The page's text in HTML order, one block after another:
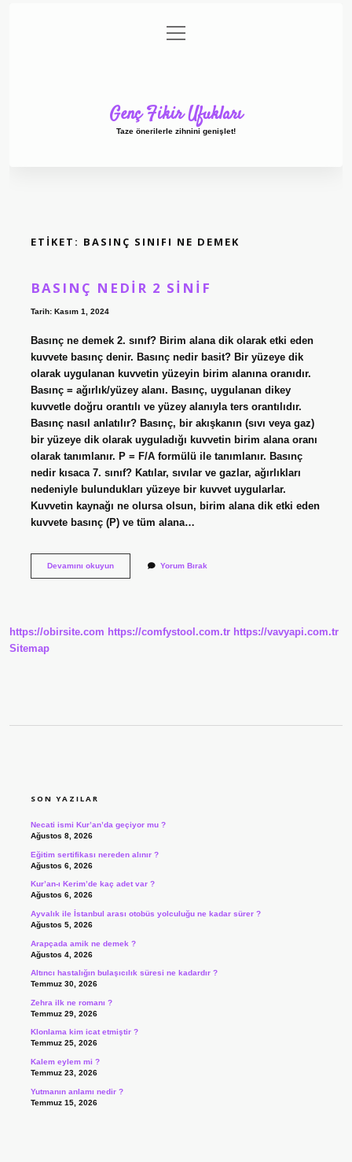
Gizlilik Politikası
menüyü
aç
Genç Fikir Ufukları
Taze önerilerle zihnini genişlet!
ETIKET: BASINÇ SINIFI NE DEMEK
BASINÇ NEDIR 2 SINIF
Tarih: Kasım 1, 2024
Basınç ne demek 2. sınıf? Birim alana dik olarak etki eden
kuvvete basınç denir. Basınç nedir basit? Bir yüzeye dik
olarak uygulanan kuvvetin yüzeyin birim alanına oranıdır.
Basınç = ağırlık/yüzey alanı. Basınç, uygulanan dikey
kuvvetle doğru orantılı ve yüzey alanıyla ters orantılıdır.
Basınç nasıl anlatılır? Basınç, bir akışkanın (sıvı veya gaz)
bir yüzeye dik olarak uyguladığı kuvvetin birim alana oranı
olarak tanımlanır. P = F/A formülü ile tanımlanır. Basınç
nedir kısaca 7. sınıf? Katılar, sıvılar ve gazlar, ağırlıkları
nedeniyle bulundukları yüzeye bir kuvvet uygularlar.
Kuvvetin kaynağı ne olursa olsun, birim alana dik etki eden
kuvvete basınç (P) ve tüm alana…
Devamını okuyunBasınç
Yorum Bırak
https://obirsite.com https://comfystool.com.tr https://vavyapi.com.tr
Sitemap
SON YAZILAR
Necati ismi Kur’an’da geçiyor mu ?
Ağustos 8, 2026
Eğitim sertifikası nereden alınır ?
Ağustos 6, 2026
Kur’an-ı Kerim’de kaç adet var ?
Ağustos 6, 2026
Ayvalık ile İstanbul arası otobüs yolculuğu ne kadar sürer ?
Ağustos 5, 2026
Arapçada amik ne demek ?
Ağustos 4, 2026
Altıncı hastalığın bulaşıcılık süresi ne kadardır ?
Temmuz 30, 2026
Zehra ilk ne romanı ?
Temmuz 29, 2026
Klonlama kim icat etmiştir ?
Temmuz 25, 2026
Kalem eylem mi ?
Temmuz 23, 2026
Yutmanın anlamı nedir ?
Temmuz 15, 2026